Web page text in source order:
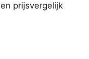
prijsvergelijk